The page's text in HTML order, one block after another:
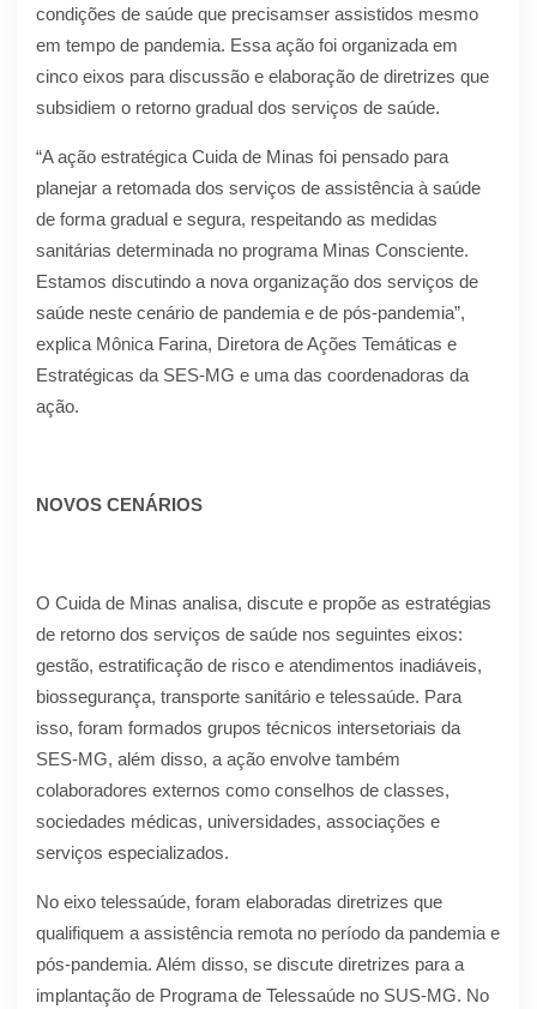
condições de saúde que precisamser assistidos mesmo
em tempo de pandemia. Essa ação foi organizada em
cinco eixos para discussão e elaboração de diretrizes que
subsidiem o retorno gradual dos serviços de saúde.
“A ação estratégica Cuida de Minas foi pensado para
planejar a retomada dos serviços de assistência à saúde
de forma gradual e segura, respeitando as medidas
sanitárias determinada no programa Minas Consciente.
Estamos discutindo a nova organização dos serviços de
saúde neste cenário de pandemia e de pós-pandemia”,
explica Mônica Farina, Diretora de Ações Temáticas e
Estratégicas da SES-MG e uma das coordenadoras da
ação.
NOVOS CENÁRIOS
O Cuida de Minas analisa, discute e propõe as estratégias
de retorno dos serviços de saúde nos seguintes eixos:
gestão, estratificação de risco e atendimentos inadiáveis,
biossegurança, transporte sanitário e telessaúde. Para
isso, foram formados grupos técnicos intersetoriais da
SES-MG, além disso, a ação envolve também
colaboradores externos como conselhos de classes,
sociedades médicas, universidades, associações e
serviços especializados.
No eixo telessaúde, foram elaboradas diretrizes que
qualifiquem a assistência remota no período da pandemia e
pós-pandemia. Além disso, se discute diretrizes para a
implantação de Programa de Telessaúde no SUS-MG. No